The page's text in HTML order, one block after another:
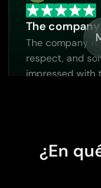
The
The company
respect, and
impressed with
Hazard
¿En